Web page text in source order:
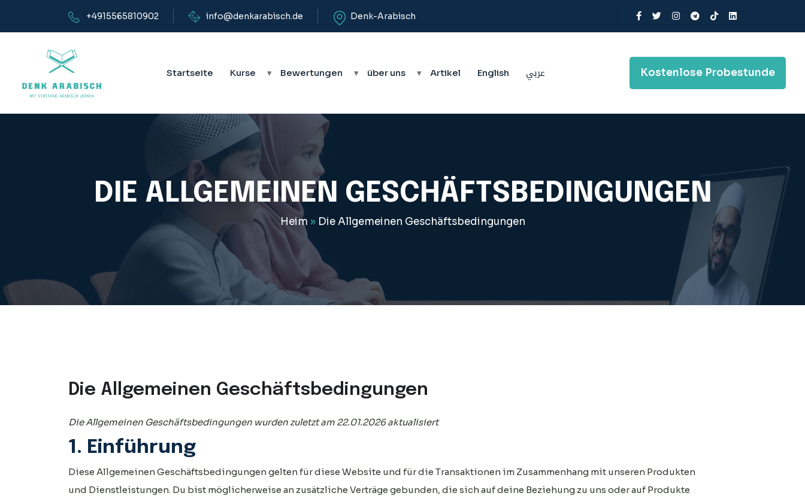
+4915565810902 info@denkarabisch.de Denk-Arabisch
Startseite Kurse ▾ Bewertungen ▾ über uns ▾ Artikel English عربي Kostenlose Probestunde
DIE ALLGEMEINEN GESCHÄFTSBEDINGUNGEN
Heim » Die Allgemeinen Geschäftsbedingungen
Die Allgemeinen Geschäftsbedingungen
Die Allgemeinen Geschäftsbedingungen wurden zuletzt am 22.01.2026 aktualisiert
1. Einführung
Diese Allgemeinen Geschäftsbedingungen gelten für diese Website und für die Transaktionen im Zusammenhang mit unseren Produkten
und Dienstleistungen. Du bist möglicherweise an zusätzliche Verträge gebunden, die sich auf deine Beziehung zu uns oder auf Produkte